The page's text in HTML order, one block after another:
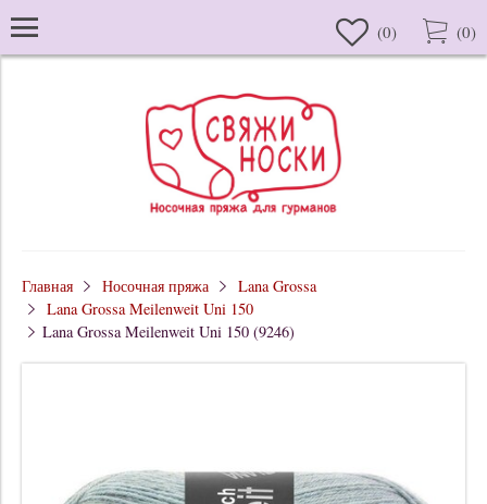
(0) (0)
Главная Носочная пряжа
Lana Grossa
Lana Grossa Meilenweit Uni 150
Lana Grossa Meilenweit Uni 150 (9246)